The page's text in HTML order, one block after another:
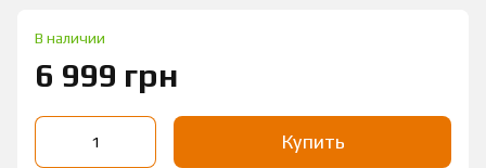
В наличии
6 999 грн
Купить